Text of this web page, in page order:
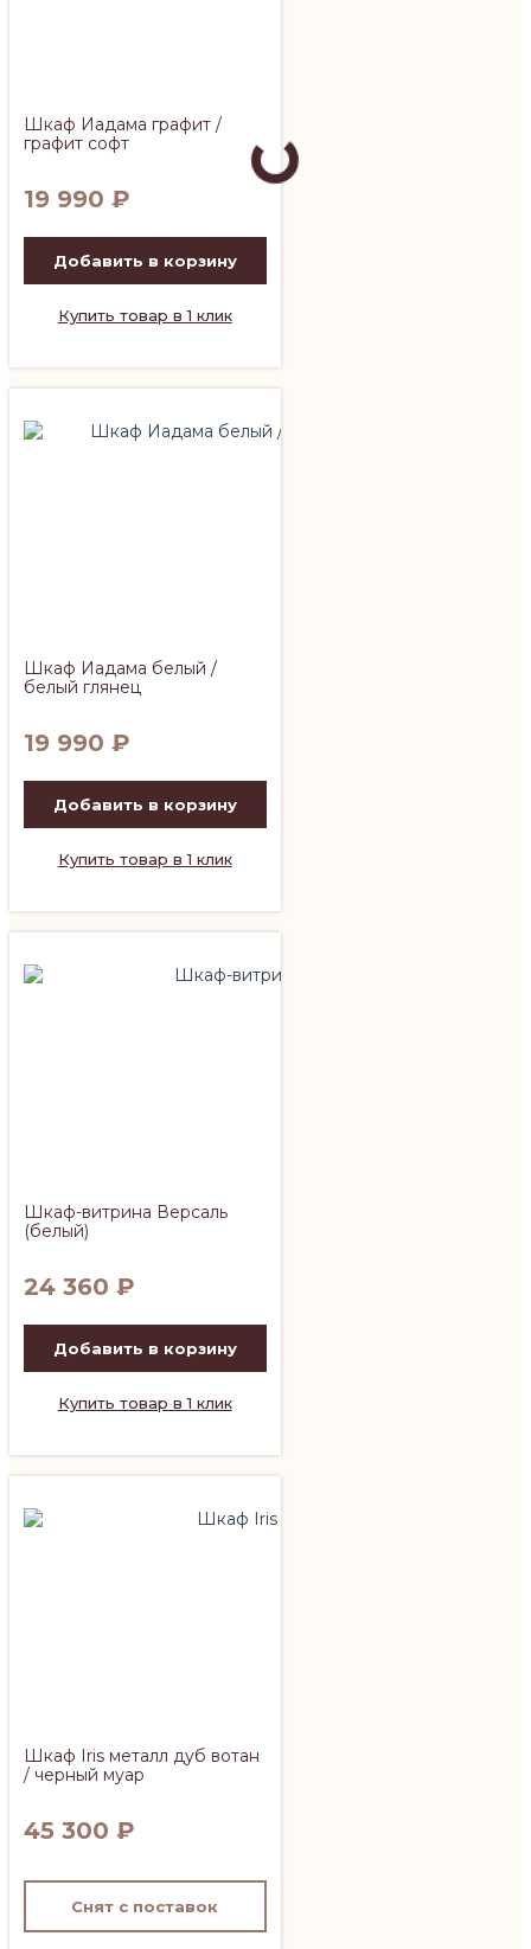
Шкаф Иадама графит /
графит софт
19 990 ₽
Добавить в корзину
Купить товар в 1 клик
Шкаф Иадама белый /
белый глянец
19 990 ₽
Добавить в корзину
Купить товар в 1 клик
Шкаф-витрина Версаль
(белый)
24 360 ₽
Добавить в корзину
Купить товар в 1 клик
Шкаф Iris металл дуб вотан
/ черный муар
45 300 ₽
Снят с поставок